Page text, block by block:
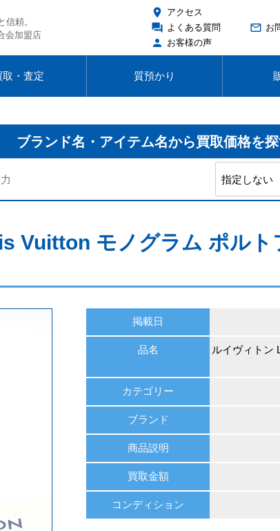
信頼。
会加盟店
place アクセス
forum よくある質問
person お客様の声
mail_outline お
取・査定 質預かり
ブランド名・アイテム名から買取価格を
Vuitton モノグラム ポルト
掲載日
品名
ルイヴィトン
カテゴリー
ブランド
商品説明
買取金額
コンディション